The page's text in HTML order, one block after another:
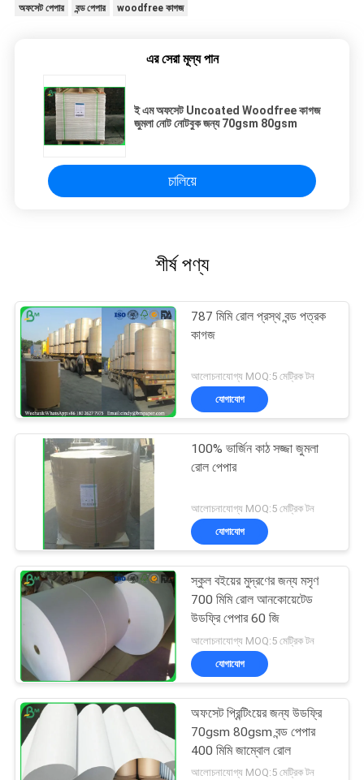
অফসেট পেপার বন্ড পেপার woodfree কাগজ
এর সেরা মূল্য পান
ই এম অফসেট Uncoated Woodfree কাগজ
জুমলা নোট নোটবুক জন্য 70gsm 80gsm
চালিয়ে
শীর্ষ পণ্য
787 মিমি রোল প্রস্থ বন্ড পত্রক
কাগজ
আলোচনাযোগ্য MOQ:5 মেট্রিক টন
যোগাযোগ
100% ভার্জিন কাঠ সজ্জা জুমলা
রোল পেপার
আলোচনাযোগ্য MOQ:5 মেট্রিক টন
যোগাযোগ
স্কুল বইয়ের মুদ্রণের জন্য মসৃণ
700 মিমি রোল আনকোয়েটেড
উডফ্রি পেপার 60 জি
আলোচনাযোগ্য MOQ:5 মেট্রিক টন
যোগাযোগ
অফসেট প্রিন্টিংয়ের জন্য উডফ্রি
70gsm 80gsm বন্ড পেপার
400 মিমি জাম্বোল রোল
আলোচনাযোগ্য MOQ:5 মেট্রিক টন